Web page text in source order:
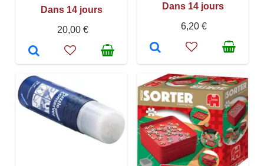
Dans 14 jours
20,00 €
Dans 14 jours
6,20 €